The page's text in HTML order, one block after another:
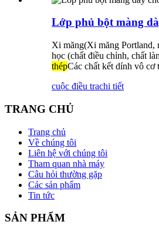
Lớp phủ bột màng
Xi măng(Xi măng Portland,
học (chất điều chỉnh, chất
thépCác chất kết dính vô cơ
cuộc điều trachi tiết
TRANG CHỦ
Trang chủ
Về chúng tôi
Liên hệ với chúng tôi
Tham quan nhà máy
Câu hỏi thường gặp
Các sản phẩm
Tin tức
SẢN PHẨM